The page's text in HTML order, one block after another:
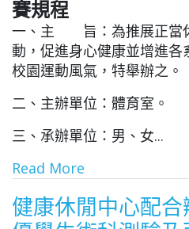
賽規程
一、主 旨：為推展正當
動，促進身心健康並增進
校園運動風氣，特舉辦之。
二、主辦單位：體育室。
三、承辦單位：男、女...
Read More
健康休閒中心配